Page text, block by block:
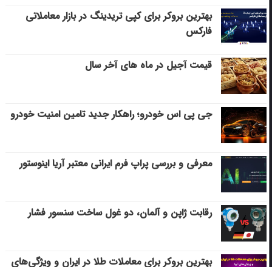
بهترین بروکر برای کپی‌ تریدینگ در بازار معاملاتی
فارکس
قیمت آجیل در ماه های آخر سال
جی پی اس خودرو؛ راهکار جدید تامین امنیت خودرو
معرفی و بررسی پراپ فرم ایرانی معتبر آریا اینوستور
رقابت ژاپن و آلمان، دو غول ساخت سنسور فشار
بهترین بروکر برای معاملات طلا در ایران و ویژگی‌های